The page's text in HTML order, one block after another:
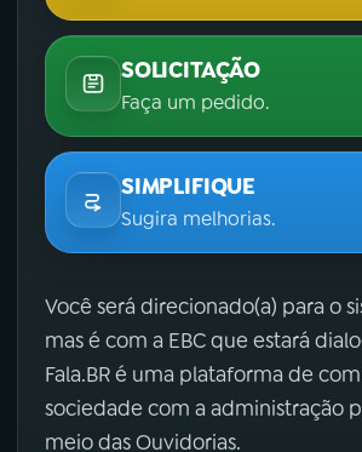
SOLICITAÇÃO
Faça um pedido.
SIMPLIFIQUE
Sugira melhorias.
Você será direcionado(a) para o
mas é com a EBC que estará
Fala.BR é uma plataforma de
sociedade com a administração
meio das Ouvidorias.